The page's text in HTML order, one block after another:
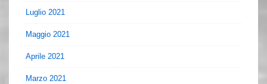
Luglio 2021
Maggio 2021
Aprile 2021
Marzo 2021